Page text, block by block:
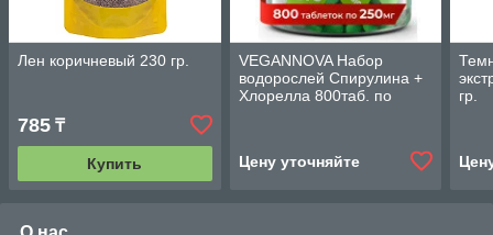
Лен коричневый 230 гр.
785 ₸
Купить
VEGANNOVA Набор
водорослей Спирулина +
Хлорелла 800таб. по
Цену уточняйте
гр.